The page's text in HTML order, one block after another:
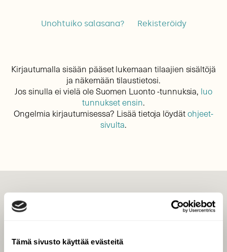
Tämä sivusto käyttää evästeitä
Unohtuiko salasana? Rekisteröidy
Kirjautumalla sisään pääset lukemaan tilaajien sisältöjä
ja näkemään tilaustietosi.
Jos sinulla ei vielä ole Suomen Luonto -tunnuksia, luo
tunnukset ensin.
Ongelmia kirjautumisessa? Lisää tietoja löydätohjeet-
sivulta.
Tilaa digilukuoikeus